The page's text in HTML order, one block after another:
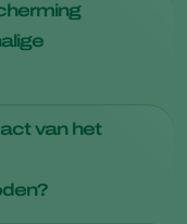
aan mensen of
grootschalige
van het